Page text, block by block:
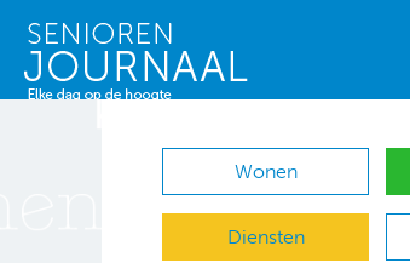
Wonen
Diensten